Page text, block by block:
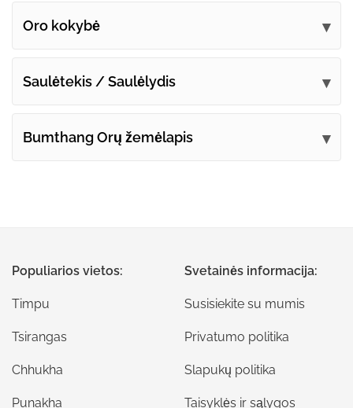
Oro kokybė
Saulėtekis / Saulėlydis
Bumthang Orų žemėlapis
Populiarios vietos:
Timpu
Tsirangas
Chhukha
Punakha
Svetainės informacija:
Susisiekite su mumis
Privatumo politika
Slapukų politika
Taisyklės ir sąlygos